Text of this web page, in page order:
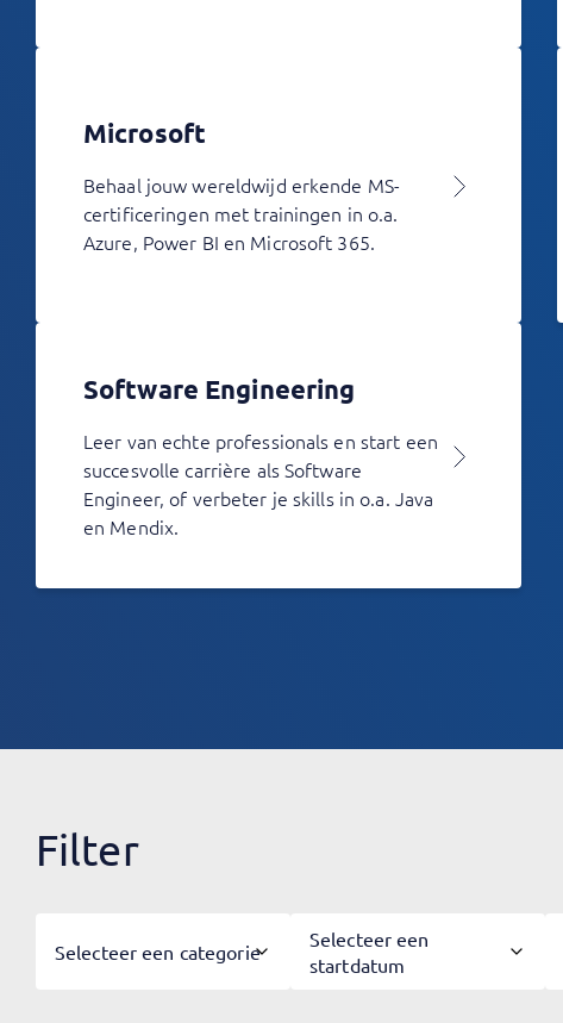
Microsoft
Behaal jouw wereldwijd erkende MS-
certificeringen met trainingen in o.a.
Azure, Power BI en Microsoft 365.
Software Engineering
Leer van echte professionals en start een
succesvolle carrière als Software
Engineer, of verbeter je skills in o.a. Java
en Mendix.
Filter
Selecteer een categorie
Selecteer een
startdatum